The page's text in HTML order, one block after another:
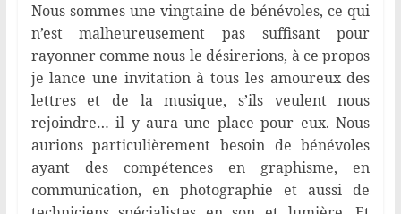
Nous sommes une vingtaine de bénévoles, ce qui
n’est malheureusement pas suffisant pour
rayonner comme nous le désirerions, à ce propos
je lance une invitation à tous les amoureux des
lettres et de la musique, s’ils veulent nous
rejoindre… il y aura une place pour eux. Nous
aurions particulièrement besoin de bénévoles
ayant des compétences en graphisme, en
communication, en photographie et aussi de